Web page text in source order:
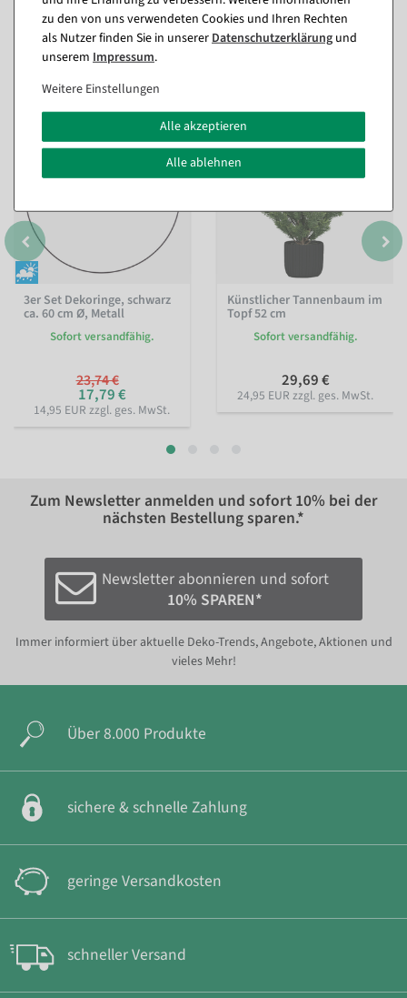
Passende Artikel zu diesem Produkt
%
3er Set Dekoringe, schwarz
ca. 60 cm Ø, Metall
Sofort versandfähig.
23,74 €
17,79 €
14,95 EUR zzgl. ges. MwSt.
Künstlicher Tannenbaum im
Topf 52 cm
Sofort versandfähig.
29,69 €
24,95 EUR zzgl. ges. MwSt.
Zum Newsletter anmelden und sofort 10% bei der
nächsten Bestellung sparen.*
Newsletter abonnieren und sofort
10% SPAREN*
Immer informiert über aktuelle Deko-Trends, Angebote, Aktionen und
vieles Mehr!
Über 8.000 Produkte
sichere & schnelle Zahlung
geringe Versandkosten
schneller Versand
zu den von uns verwendeten Cookies und Ihren Rechten
als Nutzer finden Sie in unsererDaten­schutz­erklärung und
unserem Impressum.
Weitere Einstellungen
Alle akzeptieren
Alle ablehnen